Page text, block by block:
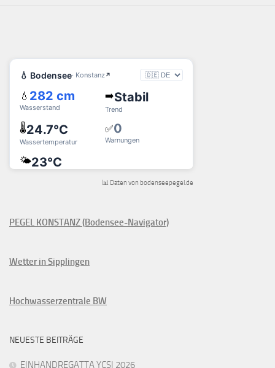
📊 Daten von bodenseepegel.de
PEGEL KONSTANZ (Bodensee-Navigator)
Wetter in Sipplingen
Hochwasserzentrale BW
NEUESTE BEITRÄGE
EINHANDREGATTA YCSI 2026